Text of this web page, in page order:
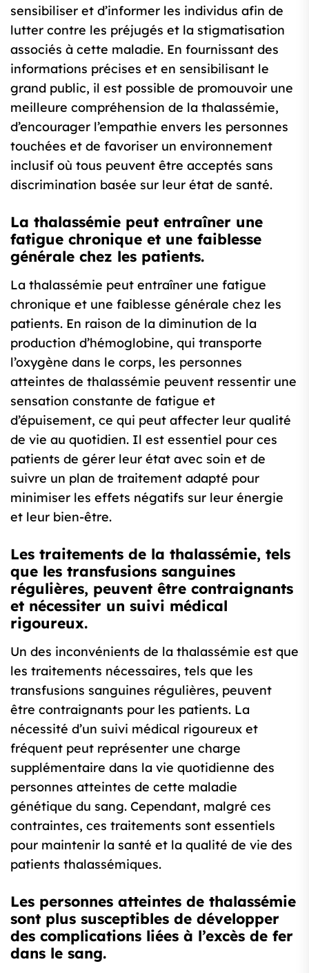
sensibiliser et d’informer les individus afin de
lutter contre les préjugés et la stigmatisation
associés à cette maladie. En fournissant des
informations précises et en sensibilisant le
grand public, il est possible de promouvoir une
meilleure compréhension de la thalassémie,
d’encourager l’empathie envers les personnes
touchées et de favoriser un environnement
inclusif où tous peuvent être acceptés sans
discrimination basée sur leur état de santé.
La thalassémie peut entraîner une
fatigue chronique et une faiblesse
générale chez les patients.
La thalassémie peut entraîner une fatigue
chronique et une faiblesse générale chez les
patients. En raison de la diminution de la
production d’hémoglobine, qui transporte
l’oxygène dans le corps, les personnes
atteintes de thalassémie peuvent ressentir une
sensation constante de fatigue et
d’épuisement, ce qui peut affecter leur qualité
de vie au quotidien. Il est essentiel pour ces
patients de gérer leur état avec soin et de
suivre un plan de traitement adapté pour
minimiser les effets négatifs sur leur énergie
et leur bien-être.
Les traitements de la thalassémie, tels
que les transfusions sanguines
régulières, peuvent être contraignants
et nécessiter un suivi médical
rigoureux.
Un des inconvénients de la thalassémie est que
les traitements nécessaires, tels que les
transfusions sanguines régulières, peuvent
être contraignants pour les patients. La
nécessité d’un suivi médical rigoureux et
fréquent peut représenter une charge
supplémentaire dans la vie quotidienne des
personnes atteintes de cette maladie
génétique du sang. Cependant, malgré ces
contraintes, ces traitements sont essentiels
pour maintenir la santé et la qualité de vie des
patients thalassémiques.
Les personnes atteintes de thalassémie
sont plus susceptibles de développer
des complications liées à l’excès de fer
dans le sang.